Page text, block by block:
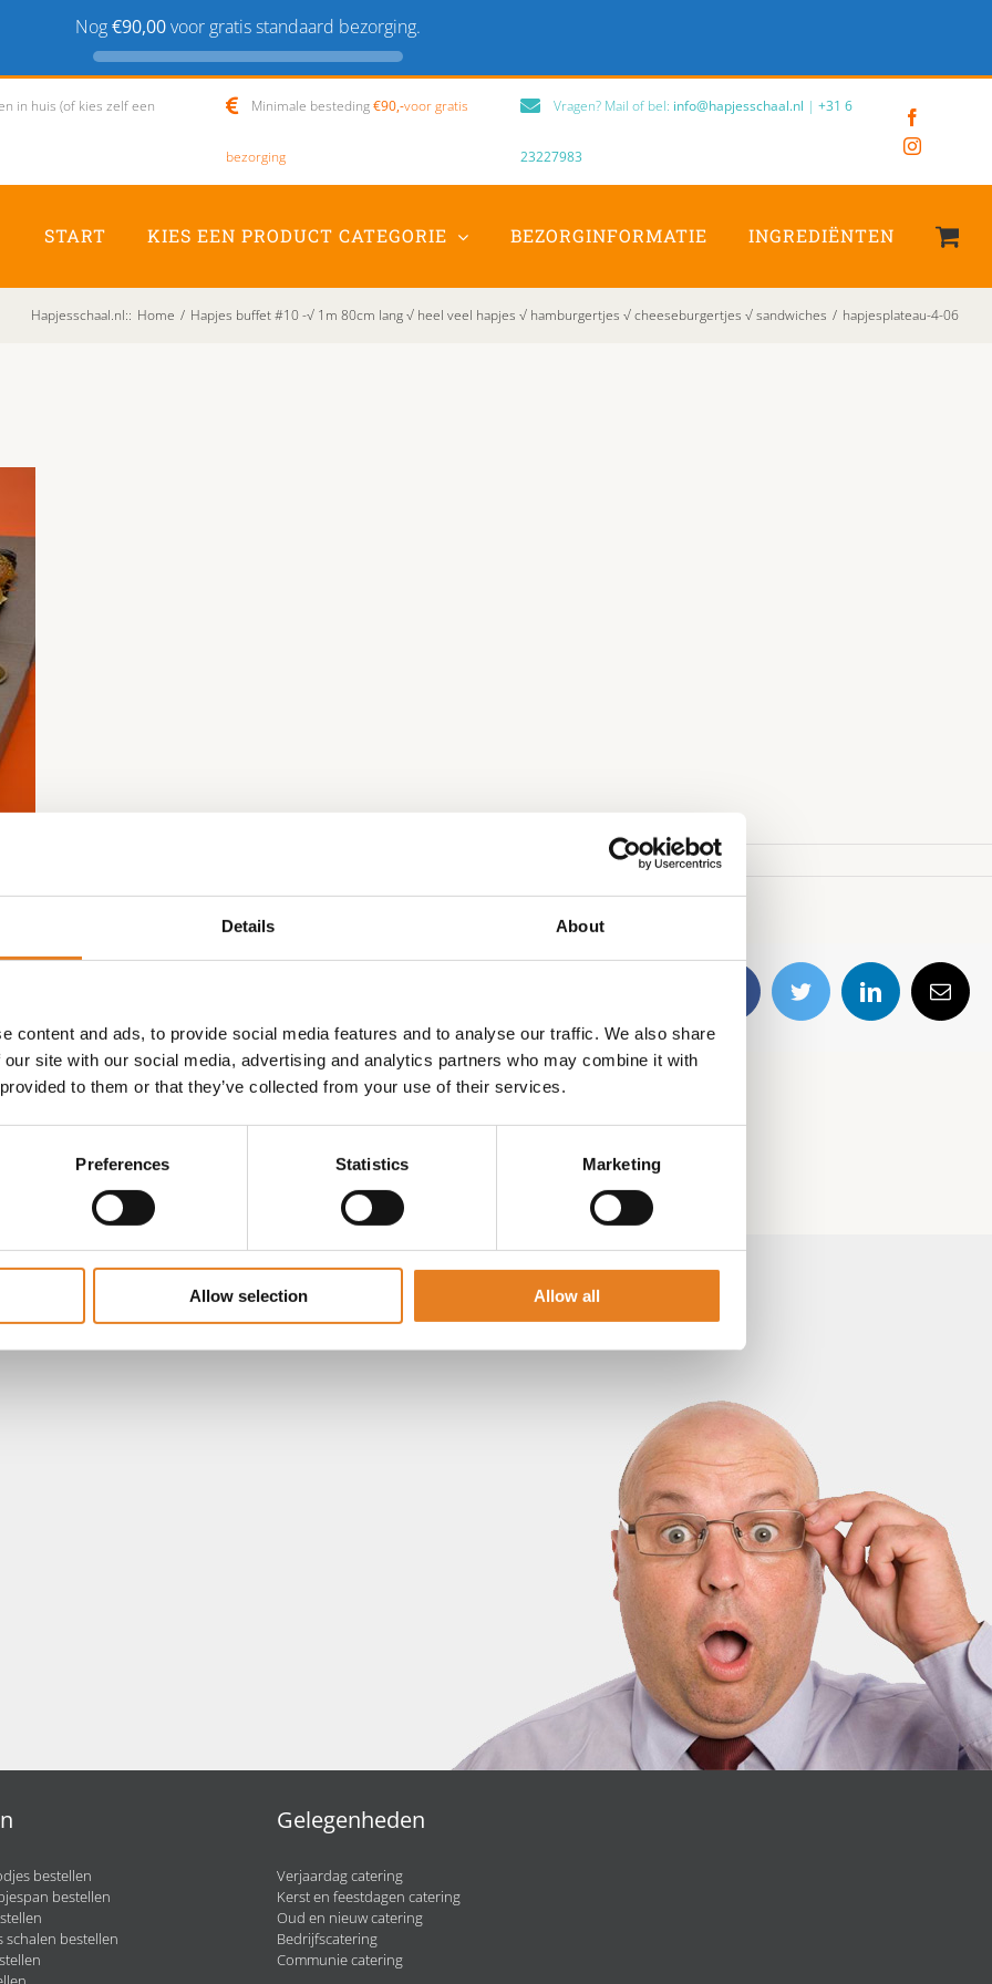
Details About
content and ads, to provide social media features and to analyse our traffic. We also share
site with our social media, advertising and analytics partners who may combine it with
to them or that they’ve collected from your use of their services.
Preferences Statistics Marketing
Allow selection Allow all
Nog€90,00voor gratis standaard bezorging.
in huis (of kies zelf een Minimale besteding€90,-voor gratis
bezorging
Vragen? Mail of bel: info@hapjesschaal.nl |+31 6
23227983
Instagram
START KIES EEN PRODUCT CATEGORIE BEZORGINFORMATIE INGREDIËNTEN
Hapjesschaal.nl:: Home / Hapjes buffet #10 -√ 1m 80cm lang √ heel veel hapjes √ hamburgertjes √ cheeseburgertjes √ sandwiches / hapjesplateau-4-06
FacebookTwitter LinkedIn
E-
mail
bestellen
bestellen
schalen bestellen
Gelegenheden
Verjaardag catering
Kerst en feestdagen catering
Oud en nieuw catering
Bedrijfscatering
Communie catering